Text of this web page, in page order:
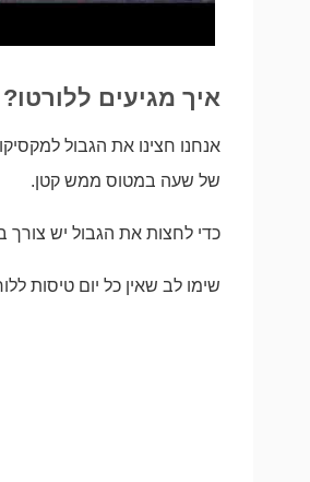
איך מגיעים ללורטו?
אנחנו חצינו את הגבול
של שעה במטוס ממש קטן.
כדי לחצות את הגבול יש צורך
שימו לב שאין כל יום טיסות